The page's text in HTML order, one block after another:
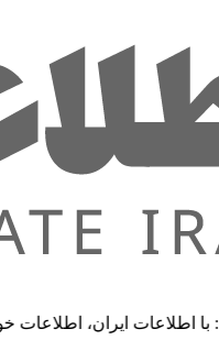
ایران، اطلاعات خود را